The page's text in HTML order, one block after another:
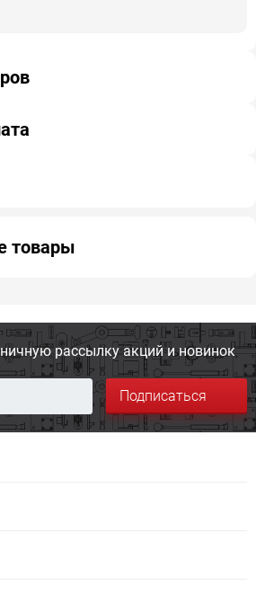
товары
рассылку акций и новинок
Подписаться